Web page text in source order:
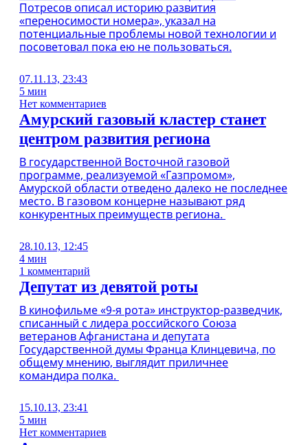
Потресов описал историю развития
«переносимости номера», указал на
потенциальные проблемы новой технологии и
посоветовал пока ею не пользоваться.
07.11.13, 23:43
5 мин
Нет комментариев
Амурский газовый кластер станет
центром развития региона
В государственной Восточной газовой
программе, реализуемой «Газпромом»,
Амурской области отведено далеко не последнее
место. В газовом концерне называют ряд
конкурентных преимуществ региона.
28.10.13, 12:45
4 мин
1 комментарий
Депутат из девятой роты
В кинофильме «9-я рота» инструктор-разведчик,
списанный с лидера российского Союза
ветеранов Афганистана и депутата
Государственной думы Франца Клинцевича, по
общему мнению, выглядит приличнее
командира полка.
15.10.13, 23:41
5 мин
Нет комментариев